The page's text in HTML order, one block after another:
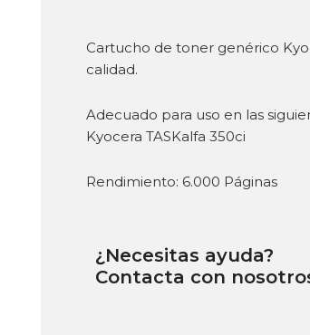
Cartucho de toner genérico
calidad.
Adecuado para uso en las
Kyocera TASKalfa 350ci
Rendimiento: 6.000 Páginas
¿Necesitas ayuda?
Contacta con